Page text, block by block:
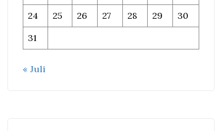
24
25 26 27 28 29
30
31
« Juli